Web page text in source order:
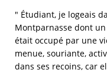
" Étudiant, je logeais
Montparnasse dont
était occupé par une
menue, souriante,
dans ses recoins, car